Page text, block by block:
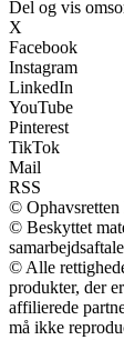
Del og vis
X
Facebook
Instagram
LinkedIn
YouTube
Pinterest
TikTok
Mail
RSS
© Ophavsretten
© Beskyttet
© Alle
produkter, der
affilierede
må ikke